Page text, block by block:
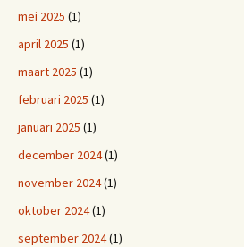
mei 2025 (1)
april 2025 (1)
maart 2025 (1)
februari 2025 (1)
januari 2025 (1)
december 2024(1)
november 2024(1)
oktober 2024(1)
september 2024(1)